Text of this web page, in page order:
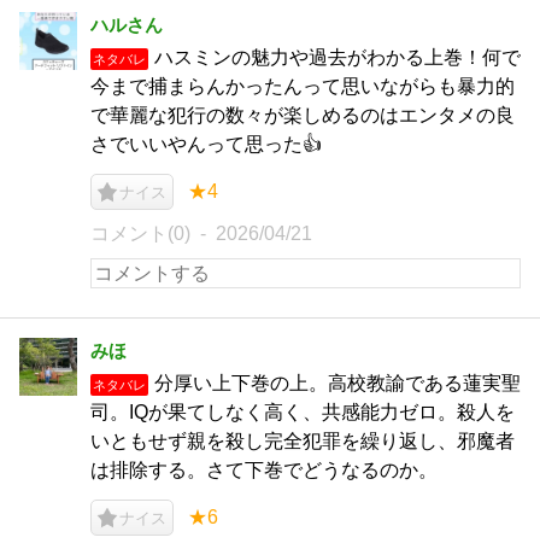
ハルさん
ネタバレ
ハスミンの魅力や過去がわかる上巻！何で
今まで捕まらんかったんって思いながらも暴力的
で華麗な犯行の数々が楽しめるのはエンタメの良
さでいいやんって思った👍
ナイス ★4
コメント(0) 2026/04/21
みほ
ネタバレ
分厚い上下巻の上。高校教諭である蓮実聖
司。IQが果てしなく高く、共感能力ゼロ。殺人を
いともせず親を殺し完全犯罪を繰り返し、邪魔者
は排除する。さて下巻でどうなるのか。
ナイス ★6